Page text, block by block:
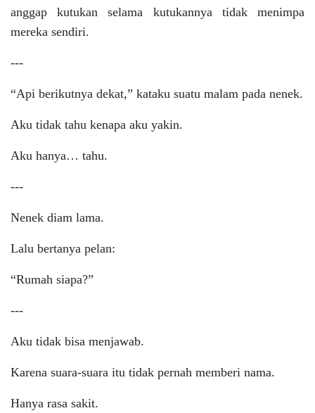
anggap kutukan selama kutukannya tidak menimpa
mereka sendiri.
---
“Api berikutnya dekat,” kataku suatu malam pada nenek.
Aku tidak tahu kenapa aku yakin.
Aku hanya… tahu.
---
Nenek diam lama.
Lalu bertanya pelan:
“Rumah siapa?”
---
Aku tidak bisa menjawab.
Karena suara-suara itu tidak pernah memberi nama.
Hanya rasa sakit.